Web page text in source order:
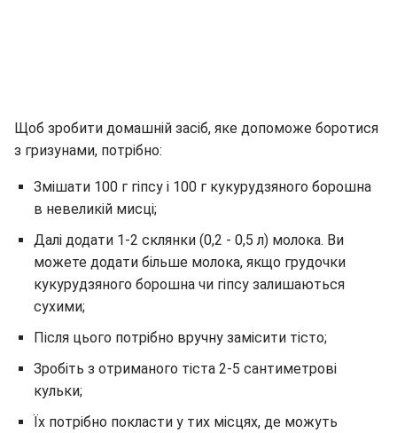
Щоб зробити домашній засіб, яке допоможе боротися
з гризунами, потрібно:
Змішати 100 г гіпсу і 100 г кукурудзяного борошна
в невеликій мисці;
Далі додати 1-2 склянки (0,2 - 0,5 л) молока. Ви
можете додати більше молока, якщо грудочки
кукурудзяного борошна чи гіпсу залишаються
сухими;
Після цього потрібно вручну замісити тісто;
Зробіть з отриманого тіста 2-5 сантиметрові
кульки;
Їх потрібно покласти у тих місцях, де можуть